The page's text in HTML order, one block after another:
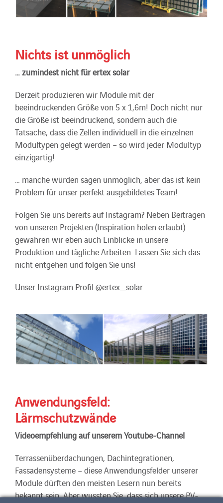
Nichts ist unmöglich
… zumindest nicht für ertex solar
Derzeit produzieren wir Module mit der
beeindruckenden Größe von 5 x 1,6m! Doch nicht nur
die Größe ist beeindruckend, sondern auch die
Tatsache, dass die Zellen individuell in die einzelnen
Modultypen gelegt werden – so wird jeder Modultyp
einzigartig!
… manche würden sagen unmöglich, aber das ist kein
Problem für unser perfekt ausgebildetes Team!
Folgen Sie uns bereits auf Instagram? Neben Beiträgen
von unseren Projekten (Inspiration holen erlaubt)
gewähren wir eben auch Einblicke in unsere
Produktion und tägliche Arbeiten. Lassen Sie sich das
nicht entgehen und folgen Sie uns!
Unser Instagram Profil @ertex_solar
Anwendungsfeld:
Lärmschutzwände
Videoempfehlung auf unserem Youtube-Channel
Terrassenüberdachungen, Dachintegrationen,
Fassadensysteme – diese Anwendungsfelder unserer
Module dürften den meisten Lesern nun bereits
bekannt sein. Aber wussten Sie, dass sich unsere PV-